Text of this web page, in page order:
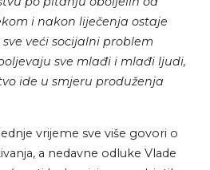
i nakon liječenja ostaje
veći socijalni problem
sve mlađi i mlađi ljudi,
ide u smjeru produženja
vrijeme sve više govori o
a nedavne odluke Vlade